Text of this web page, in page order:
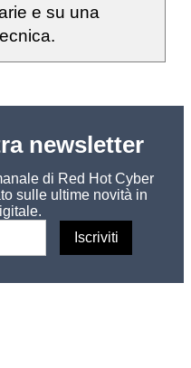
e su una
newsletter
di Red Hot Cyber
sulle ultime novità in